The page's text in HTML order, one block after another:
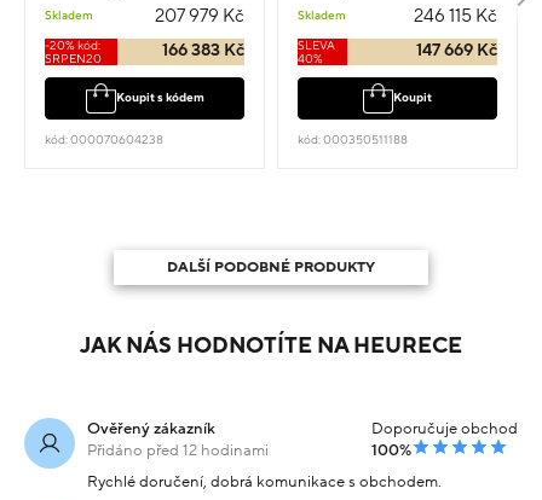
Skladem 207 979 Kč
-20% kód:
SRPEN20
166 383 Kč
Koupit s kódem
kód: 000070604238
Skladem 246 115 Kč
SLEVA
40%
147 669 Kč
Koupit
kód: 000350511188
DALŠÍ PODOBNÉ PRODUKTY
JAK NÁS HODNOTÍTE NA HEURECE
Ověřený zákazník
Přidáno před 12 hodinami
Doporučuje obchod
100%
Rychlé doručení, dobrá komunikace s obchodem.